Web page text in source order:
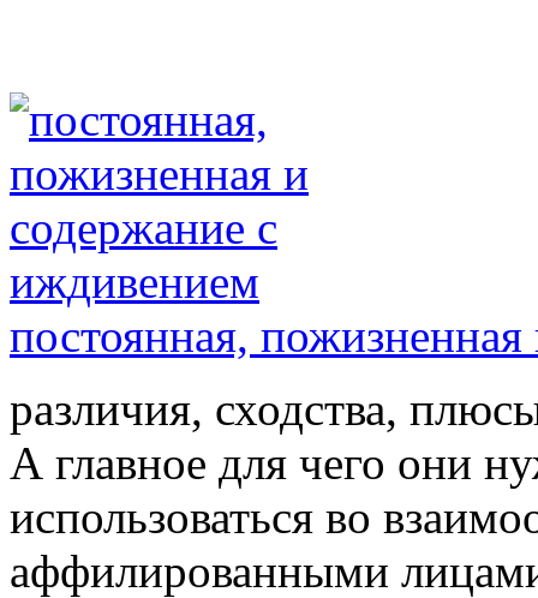
постоянная,
различия, сходства,
А главное для чего они
использоваться во
аффилированными